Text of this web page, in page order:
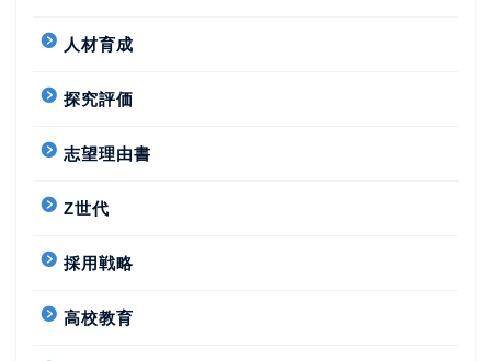
人材育成
探究評価
志望理由書
Z世代
採用戦略
高校教育